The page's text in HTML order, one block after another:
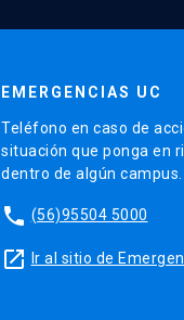
EMERGENCIAS UC
Teléfono en caso de
situación que ponga en
dentro de algún campus.
phone (56)95504 5000
launch Ir al sitio de